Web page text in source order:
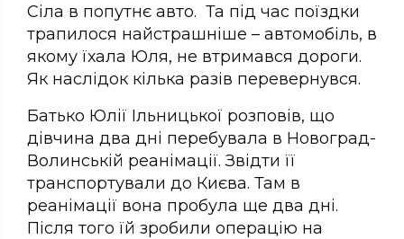
Сіла в попутнє авто. Та під час поїздки
трапилося найстрашніше – автомобіль, в
якому їхала Юля, не втримався дороги.
Як наслідок кілька разів перевернувся.
Батько Юлії Ільницької розповів, що
дівчина два дні перебувала в Новоград-
Волинській реанімації. Звідти її
транспортували до Києва. Там в
реанімації вона пробула ще два дні.
Після того їй зробили операцію на